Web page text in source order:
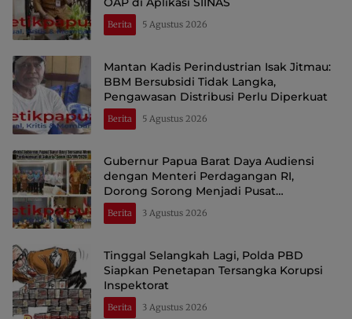
Berita 5 Agustus 2026
Mantan Kadis Perindustrian Isak Jitmau:
BBM Bersubsidi Tidak Langka,
Pengawasan Distribusi Perlu Diperkuat
Berita 5 Agustus 2026
Gubernur Papua Barat Daya Audiensi
dengan Menteri Perdagangan RI,
Dorong Sorong Menjadi Pusat
Perdagangan dan Ekspor Kawasan Timur
Indonesia
Berita 3 Agustus 2026
Tinggal Selangkah Lagi, Polda PBD
Siapkan Penetapan Tersangka Korupsi
Inspektorat
Berita 3 Agustus 2026